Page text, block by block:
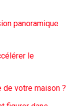
panoramique
le
de votre maison ?